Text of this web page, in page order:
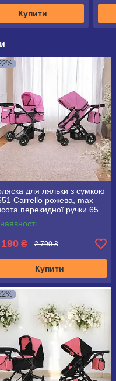
Купити
для ляльки з сумкою
Carrello рожева, max
перекидної ручки 65
₴ 2 790 ₴
Купити